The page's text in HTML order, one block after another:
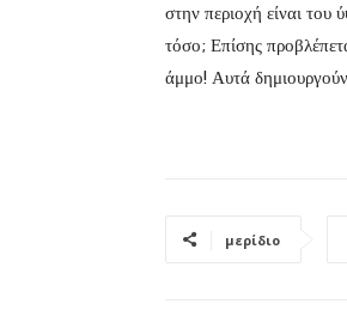
στην περιοχή είναι του
τόσο; Επίσης
άμμο! Αυτά
μερίδιο